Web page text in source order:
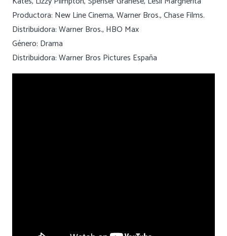
Productora: New Line Cinema, Warner Bros., Chase Films.
Distribuidora: Warner Bros., HBO Max
Género: Drama
Distribuidora: Warner Bros Pictures España